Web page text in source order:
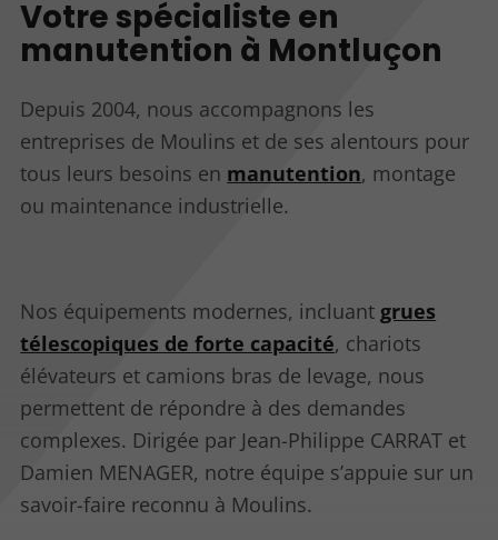
Votre spécialiste en
manutention à Montluçon
Depuis 2004, nous accompagnons les
entreprises de Moulins et de ses alentours pour
tous leurs besoins en manutention, montage
ou maintenance industrielle.
Nos équipements modernes, incluant grues
télescopiques de forte capacité, chariots
élévateurs et camions bras de levage, nous
permettent de répondre à des demandes
complexes. Dirigée par Jean-Philippe CARRAT et
Damien MENAGER, notre équipe s’appuie sur un
savoir-faire reconnu à Moulins.